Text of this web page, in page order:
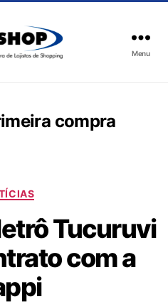
Menu
compra
Tucuruvi
com a